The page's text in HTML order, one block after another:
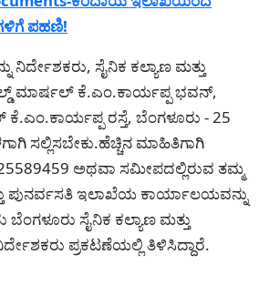
ಪಹಣಿ!
ಸೈನಿಕ ಕಲ್ಯಾಣ ಮತ್ತು
ಮಾರ್ಷಲ್ ಕೆ.ಎಂ.ಕಾರ್ಯಪ್ಪ ಭವನ್,
ರಸ್ತೆ, ಬೆಂಗಳೂರು - 25
ಸಲ್ಲಿಸಬೇಕು.ಹೆಚ್ಚಿನ ಮಾಹಿತಿಗಾಗಿ
ಅಥವಾ ಸಮೀಪದಲ್ಲಿರುವ ತಮ್ಮ
ಪುನರ್ವಸತಿ ಇಲಾಖೆಯ ಕಾರ್ಯಾಲಯವನ್ನು
ಸೈನಿಕ ಕಲ್ಯಾಣ ಮತ್ತು
ಪ್ರಕಟಣೆಯಲ್ಲಿ ತಿಳಿಸಿದ್ದಾರೆ.